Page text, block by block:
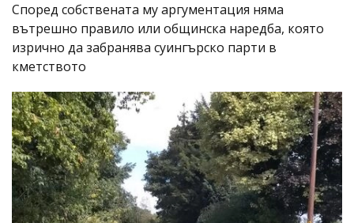
Според собствената му аргументация няма
вътрешно правило или общинска наредба, която
изрично да забранява суингърско парти в
кметството